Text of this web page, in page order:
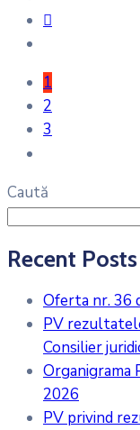
1
2
3
Caută
Recent Posts
Oferta nr. 36
PV
Consilier
Organigrama
2026
PV privind